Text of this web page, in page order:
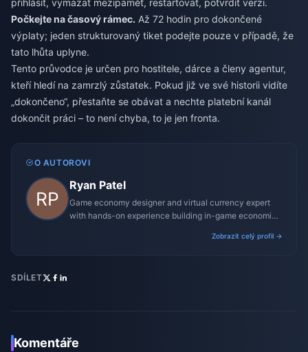
přihlásit, vymazat mezipaměť, restartovat, potvrdit verzi.
Počkejte na časový rámec. Až 72 hodin pro dokončené
výplaty; jeden strukturovaný tiket podejte pouze v případě, že
tato lhůta uplyne.
Tento průvodce je určen pro hostitele, dárce a členy agentur,
kteří hledí na zamrzlý zůstatek. Pokud již ve své historii vidíte
„dokončeno“, přestaňte se obávat a nechte platební kanál
dokončit práci – to není chyba, to je jen fronta.
O AUTOROVI
Ryan Patel
Game economy designer and virtual currency expert
with hands-on experience building in-game economies
Zobrazit celý profil →
SDÍLET
Komentáře